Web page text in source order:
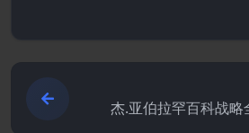
杰.亚伯拉罕百科战略